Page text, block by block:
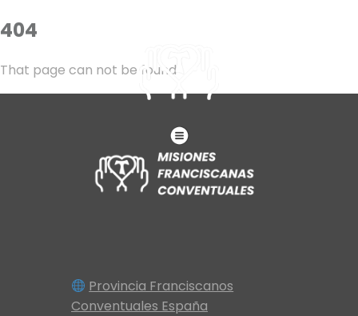
404
That page can not be found
Provincia Franciscanos
Conventuales España